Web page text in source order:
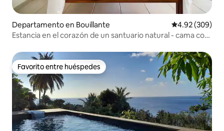
Departamento en Bouillante Calificación
4.92 (309)
Estancia en el corazón de un santuario natural - cama con
Favorito entre huéspedes
Favorito entre huéspedes